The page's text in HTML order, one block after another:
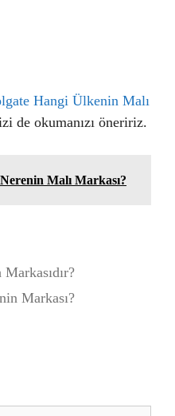
Hangi Ülkenin Malı
de okumanızı öneririz.
Malı Markası?
Markası?